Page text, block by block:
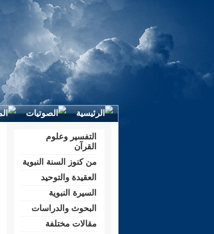
التفسير وعلوم
القرآن
من كنوز السنة النبوية
العقيدة والتوحيد
السيرة النبوية
البحوث والدراسات
مقالات مختلفة